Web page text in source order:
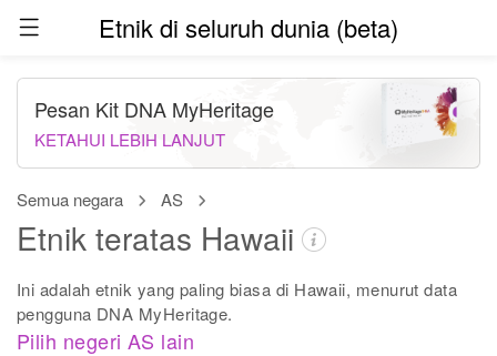
Etnik di seluruh dunia (beta)
Semua negara AS
Etnik teratas Hawaii
Ini adalah etnik yang paling biasa di Hawaii, menurut data
pengguna DNA MyHeritage.
Pilih negeri AS lain
Pesan Kit DNA MyHeritage
KETAHUI LEBIH LANJUT